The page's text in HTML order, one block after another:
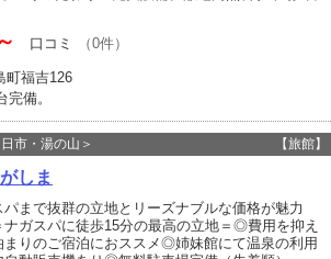
口コミ （0件）
町福吉126
備。
市・湯の山＞ 【旅館】
しま
まで抜群の立地とリーズナブルな価格が魅力
スパに徒歩15分の最高の立地＝◎費用を抑え
まりのご宿泊におススメ◎姉妹館にて温泉の利用